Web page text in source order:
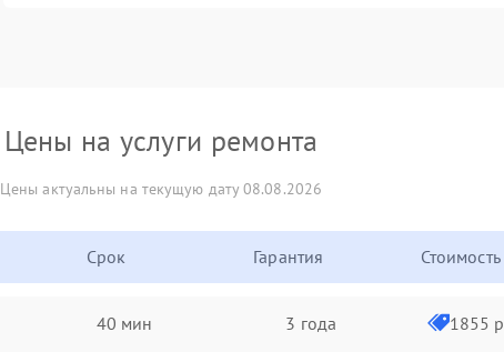
Цены на услуги ремонта
Цены актуальны на текущую дату 08.08.2026
Срок Гарантия Стоимость
40 мин 3 года 1855 р